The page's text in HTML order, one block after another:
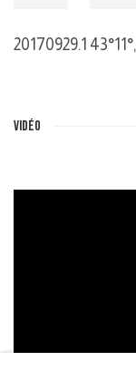
20170929.1 43°11°,
VIDÉO